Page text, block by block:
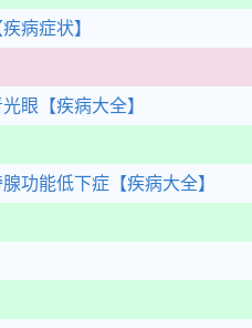
疾病症状】
眼 【疾病大全】
功能低下症 【疾病大全】